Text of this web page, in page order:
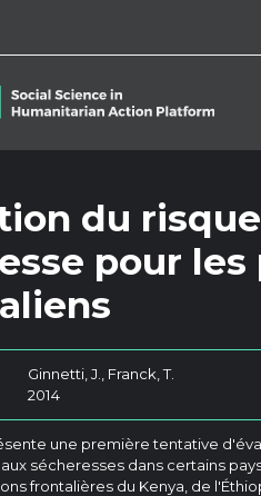
du
pour
Ginnetti, J., Franck, T.
2014
une première tentative
sécheresses dans certains
frontalières du Kenya, de